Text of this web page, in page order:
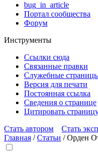
bug_in_article
Портал сообщества
Форум
Инструменты
Ссылки сюда
Связанные правки
Служебные
Версия для печати
Постоянная ссылка
Сведения о странице
Цитировать
Стать автором
Стать
Главная /Статьи /Орден